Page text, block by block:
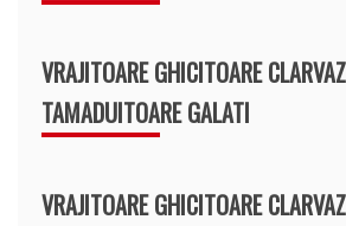
VRAJITOARE GHICITOARE
TAMADUITOARE GALATI
VRAJITOARE GHICITOARE